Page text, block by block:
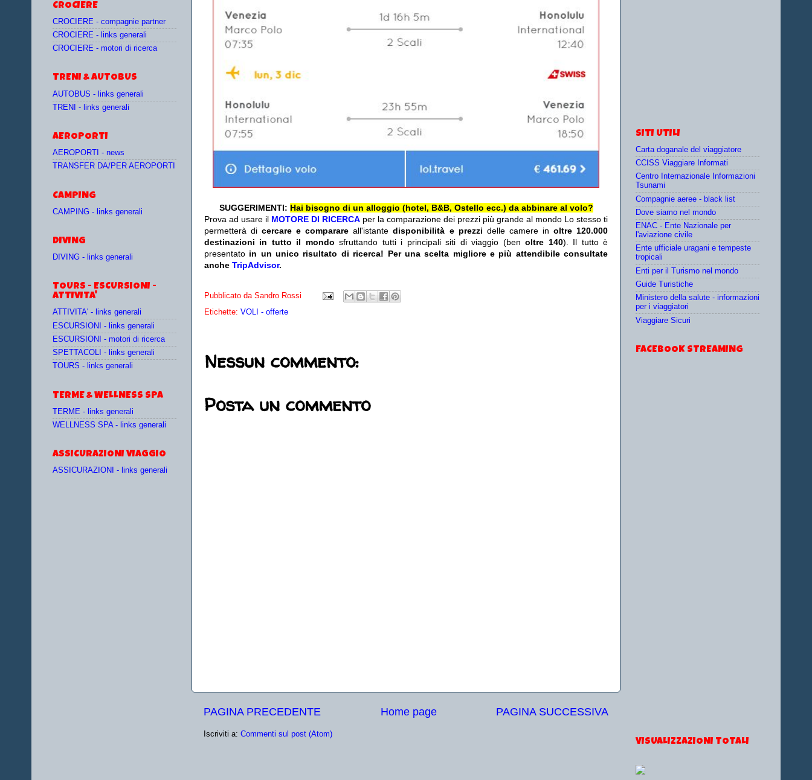
SUGGERIMENTI: Hai bisogno di un alloggio (hotel, B&B, Ostello ecc.) da abbinare al volo?
Prova ad usare il MOTORE DI RICERCA per la comparazione dei prezzi più grande al mondo Lo stesso ti
permetterà dicercare e comparareall'istantedisponibilità e prezzi delle camere in oltre 120.000
destinazioni in tutto il mondo sfruttando tutti i principali siti di viaggio (benoltre 140). Il tutto è
presentato in un unico risultato di ricerca! Per una scelta migliore e più attendibile consultate
anche TripAdvisor.
Pubblicato da Sandro Rossi
Etichette: VOLI - offerte
Nessun commento:
Posta un commento
PAGINA PRECEDENTE PAGINA SUCCESSIVA
Home page
Iscriviti a: Commenti sul post (Atom)
CROCIERE
CROCIERE - compagnie partner
CROCIERE - links generali
CROCIERE - motori di ricerca
TRENI & AUTOBUS
AUTOBUS - links generali
TRENI - links generali
AEROPORTI
AEROPORTI - news
TRANSFER DA/PER AEROPORTI
CAMPING
CAMPING - links generali
DIVING
DIVING - links generali
TOURS - ESCURSIONI -
ATTIVITA'
ATTIVITA' - links generali
ESCURSIONI - links generali
ESCURSIONI - motori di ricerca
SPETTACOLI - links generali
TOURS - links generali
TERME & WELLNESS SPA
TERME - links generali
WELLNESS SPA - links generali
ASSICURAZIONI VIAGGIO
ASSICURAZIONI - links generali
SITI UTILI
Carta doganale del viaggiatore
CCISS Viaggiare Informati
Centro Internazionale Informazioni
Tsunami
Compagnie aeree - black list
Dove siamo nel mondo
ENAC - Ente Nazionale per
l'aviazione civile
Ente ufficiale uragani e tempeste
tropicali
Enti per il Turismo nel mondo
Guide Turistiche
Ministero della salute - informazioni
per i viaggiatori
Viaggiare Sicuri
FACEBOOK STREAMING
VISUALIZZAZIONI TOTALI